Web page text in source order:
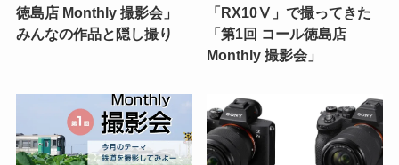
徳島店 Monthly 撮影会」
みんなの作品と隠し撮り
「RX10Ⅴ」で撮ってきた
「第1回 コール徳島店
Monthly 撮影会」